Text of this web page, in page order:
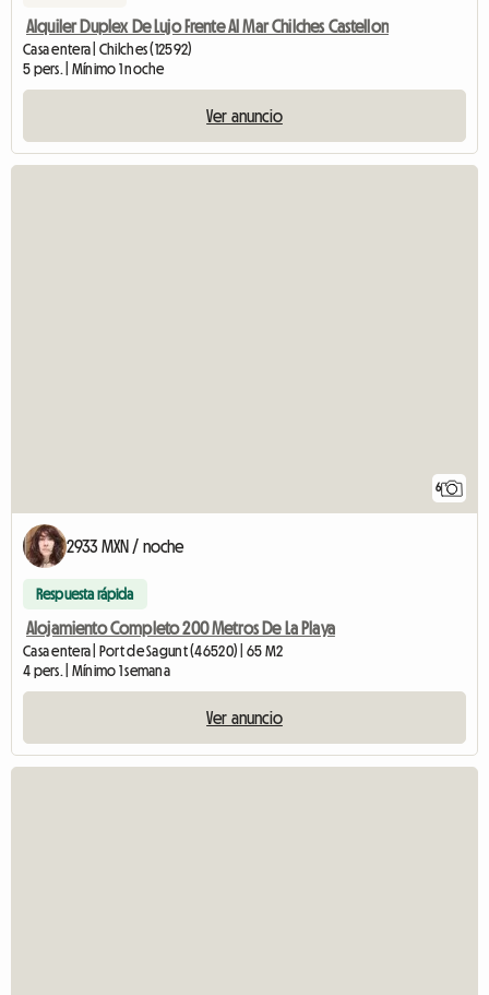
Alquiler Duplex De Lujo Frente Al Mar Chilches Castellon
Casa entera | Chilches (12592)
5 pers. | Mínimo 1 noche
Ver anuncio
6
2933 MXN / noche
Respuesta rápida
Alojamiento Completo 200 Metros De La Playa
Casa entera | Port de Sagunt (46520) | 65 M2
4 pers. | Mínimo 1 semana
Ver anuncio